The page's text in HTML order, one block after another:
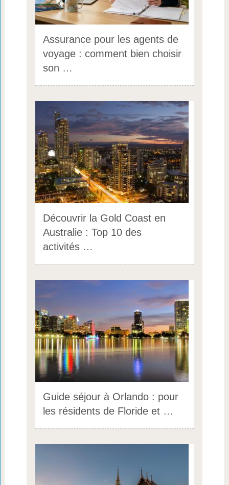
Assurance pour les agents de
voyage : comment bien choisir
son …
Découvrir la Gold Coast en
Australie : Top 10 des
activités …
Guide séjour à Orlando : pour
les résidents de Floride et …